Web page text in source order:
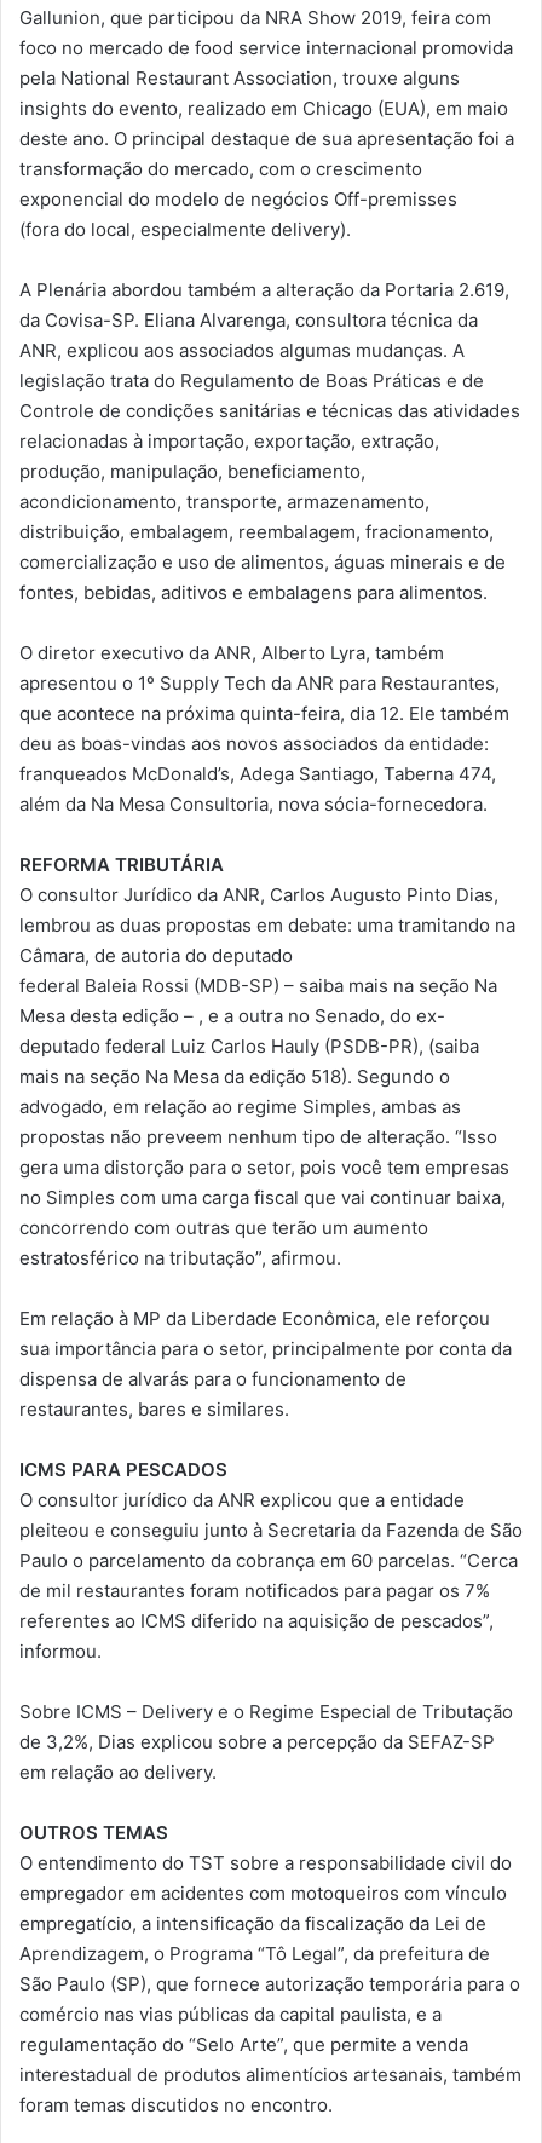
Gallunion, que participou da NRA Show 2019, feira com
foco no mercado de food service internacional promovida
pela National Restaurant Association, trouxe alguns
insights do evento, realizado em Chicago (EUA), em maio
deste ano. O principal destaque de sua apresentação foi a
transformação do mercado, com o crescimento
exponencial do modelo de negócios Off-premisses
(fora do local, especialmente delivery).
A Plenária abordou também a alteração da Portaria 2.619,
da Covisa-SP. Eliana Alvarenga, consultora técnica da
ANR, explicou aos associados algumas mudanças. A
legislação trata do Regulamento de Boas Práticas e de
Controle de condições sanitárias e técnicas das atividades
relacionadas à importação, exportação, extração,
produção, manipulação, beneficiamento,
acondicionamento, transporte, armazenamento,
distribuição, embalagem, reembalagem, fracionamento,
comercialização e uso de alimentos, águas minerais e de
fontes, bebidas, aditivos e embalagens para alimentos.
O diretor executivo da ANR, Alberto Lyra, também
apresentou o 1º Supply Tech da ANR para Restaurantes,
que acontece na próxima quinta-feira, dia 12. Ele também
deu as boas-vindas aos novos associados da entidade:
franqueados McDonald’s, Adega Santiago, Taberna 474,
além da Na Mesa Consultoria, nova sócia-fornecedora.
REFORMA TRIBUTÁRIA
O consultor Jurídico da ANR, Carlos Augusto Pinto Dias,
lembrou as duas propostas em debate: uma tramitando na
Câmara, de autoria do deputado
federal Baleia Rossi (MDB-SP) – saiba mais na seção Na
Mesa desta edição – , e a outra no Senado, do ex-
deputado federal Luiz Carlos Hauly (PSDB-PR), (saiba
mais na seção Na Mesa da edição 518). Segundo o
advogado, em relação ao regime Simples, ambas as
propostas não preveem nenhum tipo de alteração. “Isso
gera uma distorção para o setor, pois você tem empresas
no Simples com uma carga fiscal que vai continuar baixa,
concorrendo com outras que terão um aumento
estratosférico na tributação”, afirmou.
Em relação à MP da Liberdade Econômica, ele reforçou
sua importância para o setor, principalmente por conta da
dispensa de alvarás para o funcionamento de
restaurantes, bares e similares.
ICMS PARA PESCADOS
O consultor jurídico da ANR explicou que a entidade
pleiteou e conseguiu junto à Secretaria da Fazenda de São
Paulo o parcelamento da cobrança em 60 parcelas. “Cerca
de mil restaurantes foram notificados para pagar os 7%
referentes ao ICMS diferido na aquisição de pescados”,
informou.
Sobre ICMS – Delivery e o Regime Especial de Tributação
de 3,2%, Dias explicou sobre a percepção da SEFAZ-SP
em relação ao delivery.
OUTROS TEMAS
O entendimento do TST sobre a responsabilidade civil do
empregador em acidentes com motoqueiros com vínculo
empregatício, a intensificação da fiscalização da Lei de
Aprendizagem, o Programa “Tô Legal”, da prefeitura de
São Paulo (SP), que fornece autorização temporária para o
comércio nas vias públicas da capital paulista, e a
regulamentação do “Selo Arte”, que permite a venda
interestadual de produtos alimentícios artesanais, também
foram temas discutidos no encontro.